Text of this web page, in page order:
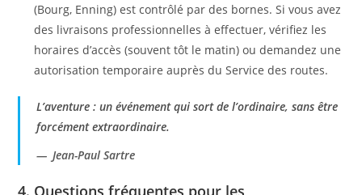
(Bourg, Enning) est contrôlé par des bornes. Si vous avez
des livraisons professionnelles à effectuer, vérifiez les
horaires d’accès (souvent tôt le matin) ou demandez une
autorisation temporaire auprès du Service des routes.
L’aventure : un événement qui sort de l’ordinaire, sans être
forcément extraordinaire.
Jean-Paul Sartre
4. Questions fréquentes pour les